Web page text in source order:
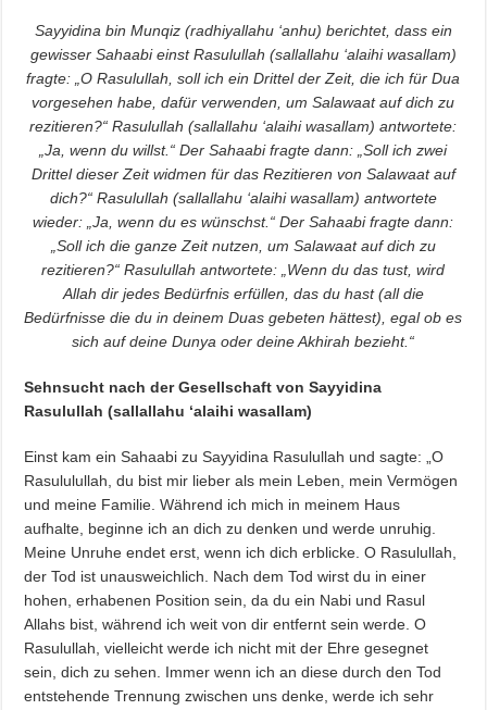
Sayyidina bin Munqiz (radhiyallahu ‘anhu) berichtet, dass ein
gewisser Sahaabi einst Rasulullah (sallallahu ‘alaihi wasallam)
fragte: „O Rasulullah, soll ich ein Drittel der Zeit, die ich für Dua
vorgesehen habe, dafür verwenden, um Salawaat auf dich zu
rezitieren?“ Rasulullah (sallallahu ‘alaihi wasallam) antwortete:
„Ja, wenn du willst.“ Der Sahaabi fragte dann: „Soll ich zwei
Drittel dieser Zeit widmen für das Rezitieren von Salawaat auf
dich?“ Rasulullah (sallallahu ‘alaihi wasallam) antwortete
wieder: „Ja, wenn du es wünschst.“ Der Sahaabi fragte dann:
„Soll ich die ganze Zeit nutzen, um Salawaat auf dich zu
rezitieren?“ Rasulullah antwortete: „Wenn du das tust, wird
Allah dir jedes Bedürfnis erfüllen, das du hast (all die
Bedürfnisse die du in deinem Duas gebeten hättest), egal ob es
sich auf deine Dunya oder deine Akhirah bezieht.“
Sehnsucht nach der Gesellschaft von Sayyidina
Rasulullah (sallallahu ‘alaihi wasallam)
Einst kam ein Sahaabi zu Sayyidina Rasulullah und sagte: „O
Rasululullah, du bist mir lieber als mein Leben, mein Vermögen
und meine Familie. Während ich mich in meinem Haus
aufhalte, beginne ich an dich zu denken und werde unruhig.
Meine Unruhe endet erst, wenn ich dich erblicke. O Rasulullah,
der Tod ist unausweichlich. Nach dem Tod wirst du in einer
hohen, erhabenen Position sein, da du ein Nabi und Rasul
Allahs bist, während ich weit von dir entfernt sein werde. O
Rasulullah, vielleicht werde ich nicht mit der Ehre gesegnet
sein, dich zu sehen. Immer wenn ich an diese durch den Tod
entstehende Trennung zwischen uns denke, werde ich sehr